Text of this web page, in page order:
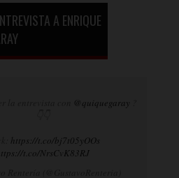
A ENRIQUE
@quiquegaray
https://t.co/bj7t05yOOs
t.co/NrsCvK83RJ